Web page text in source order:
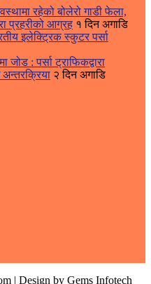
रहेको बोलेरो गाडी फेला,
प्रहरीको आग्रह १ दिन अगाडि
इलेक्ट्रिक स्कुटर पर्सा
जोड : पर्सा ट्राफिकद्वारा
अन्तरक्रिया २ दिन अगाडि
| Design by Gems Infotech